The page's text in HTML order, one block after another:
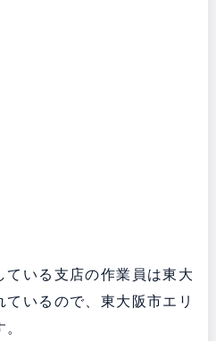
ている支店の作業員は東大
いるので、東大阪市エリ